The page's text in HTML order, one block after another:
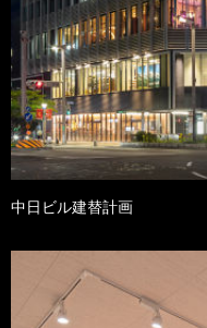
中日ビル建替計画